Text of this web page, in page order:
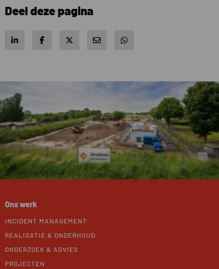
Deel deze pagina
Share on LinkedIn
Share on Facebook
Share on XShare via e-mailShare via WhatsApp
W
e
b
Ons werk
INCIDENT MANAGEMENT
REALISATIE & ONDERHOUD
ONDERZOEK & ADVIES
PROJECTEN